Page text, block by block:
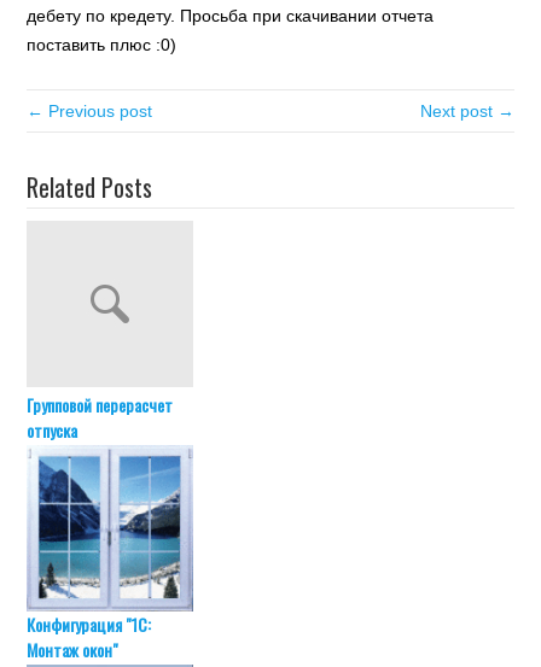
дебету по кредету. Просьба при скачивании отчета
поставить плюс :0)
← Previous post Next post →
Related Posts
Групповой перерасчет
отпуска
Конфигурация "1С:
Монтаж окон"